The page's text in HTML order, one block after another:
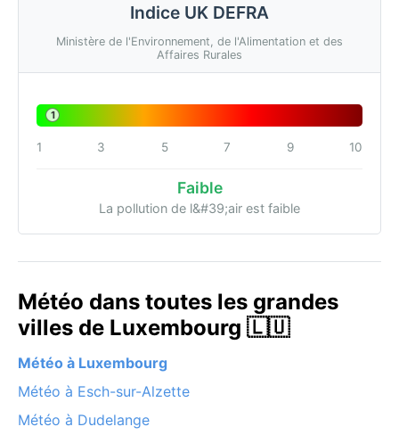
Indice UK DEFRA
Ministère de l'Environnement, de l'Alimentation et des
Affaires Rurales
1
1 3 5 7 9 10
Faible
La pollution de l&#39;air est faible
Météo dans toutes les grandes
villes de Luxembourg 🇱🇺
Météo à Luxembourg
Météo à Esch-sur-Alzette
Météo à Dudelange